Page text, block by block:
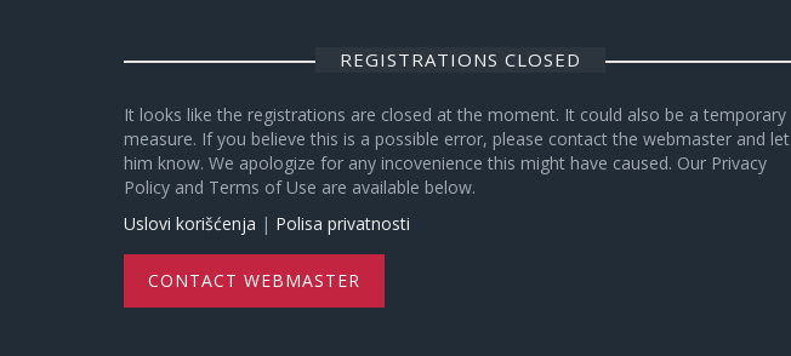
REGISTRATIONS CLOSED
It looks like the registrations are closed at the moment. It could also be a temporary
measure. If you believe this is a possible error, please contact the webmaster and let
him know. We apologize for any incovenience this might have caused. Our Privacy
Policy and Terms of Use are available below.
Uslovi korišćenja | Polisa privatnosti
CONTACT WEBMASTER